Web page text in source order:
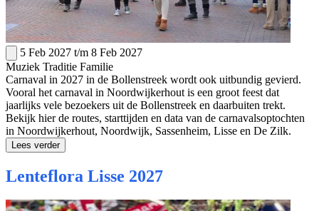
5 Feb 2027 t/m 8 Feb 2027
Muziek Traditie Familie
Carnaval in 2027 in de Bollenstreek wordt ook uitbundig gevierd.
Vooral het carnaval in Noordwijkerhout is een groot feest dat
jaarlijks vele bezoekers uit de Bollenstreek en daarbuiten trekt.
Bekijk hier de routes, starttijden en data van de carnavalsoptochten
in Noordwijkerhout, Noordwijk, Sassenheim, Lisse en De Zilk.
Lees verder
Lenteflora Lisse 2027